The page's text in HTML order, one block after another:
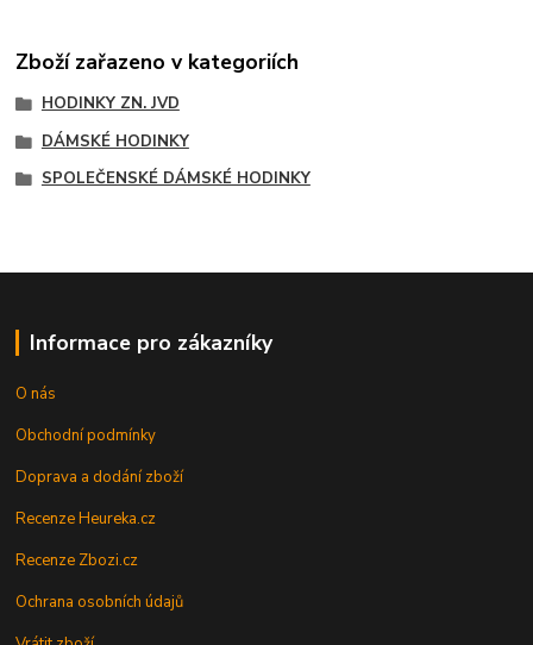
Zboží zařazeno v kategoriích
HODINKY ZN. JVD
DÁMSKÉ HODINKY
SPOLEČENSKÉ DÁMSKÉ HODINKY
Informace pro zákazníky
O nás
Obchodní podmínky
Doprava a dodání zboží
Recenze Heureka.cz
Recenze Zbozi.cz
Ochrana osobních údajů